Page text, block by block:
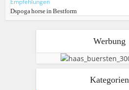
Empfehlungen
Dspoga horse in Bestform
Werbung
Kategorien